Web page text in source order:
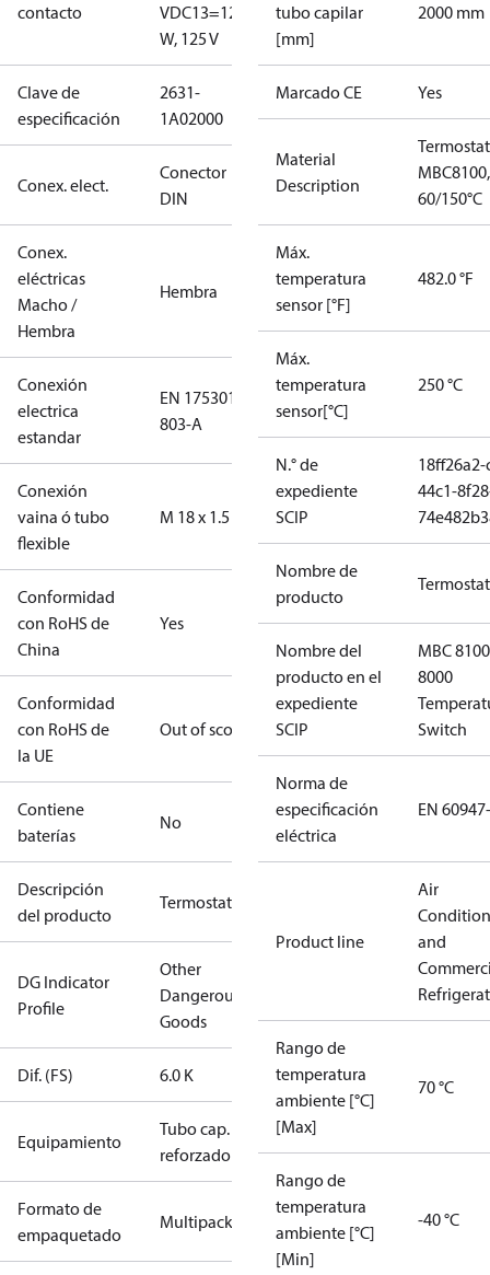
contacto
VDC13=12
W, 125 V
Clave de
especificación
2631-
1A02000
Conex. elect.
Conector
DIN
Conex.
eléctricas
Macho /
Hembra
Hembra
Conexión
electrica
estandar
EN 175301-
803-A
Conexión
vaina ó tubo
flexible
M 18 x 1.5
Conformidad
con RoHS de
China
Yes
Conformidad
con RoHS de
la UE
Out of scope
Contiene
baterías
No
Descripción
del producto
Termostato
DG Indicator
Profile
Other
Dangerous
Goods
Dif. (FS) 6.0 K
Equipamiento
Tubo cap.
reforzado
Formato de
empaquetado
Multipack
tubo capilar
[mm]
2000 mm
Marcado CE Yes
Material
Description
MBC8100,
60/150°C
Máx.
temperatura
sensor [°F]
482.0 °F
Máx.
temperatura
sensor[°C]
250 °C
N.° de
expediente
SCIP
44c1-
Nombre de
producto
Nombre del
producto en el
expediente
SCIP
MBC 8100
8000
Switch
Norma de
especificación
eléctrica
EN
Product line
Air
and
Rango de
temperatura
ambiente [°C]
[Max]
70 °C
Rango de
temperatura
ambiente [°C]
[Min]
-40 °C